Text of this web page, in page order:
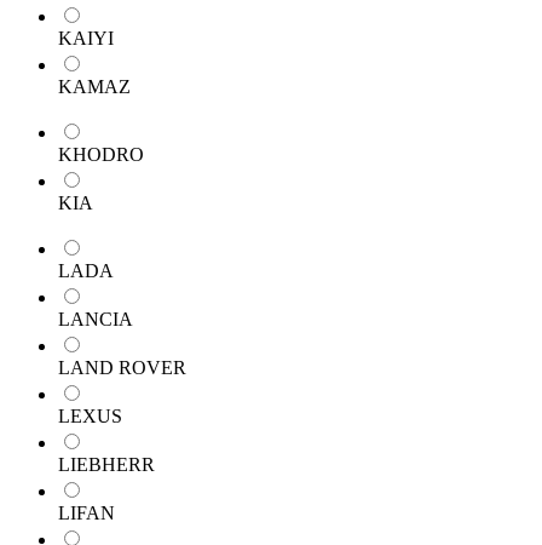
KAIYI
KAMAZ
KHODRO
KIA
LADA
LANCIA
LAND ROVER
LEXUS
LIEBHERR
LIFAN